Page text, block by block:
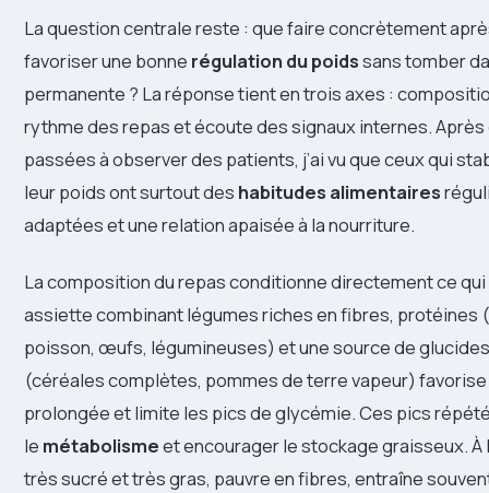
La question centrale reste : que faire concrètement
favoriser une bonne régulation du poidssans tomber
permanente ? La réponse tient en trois axes :
rythme des repas et écoute des signaux internes.
passées à observer des patients, j’ai vu que ceux qui
leur poids ont surtout des habitudes alimentaires
adaptées et une relation apaisée à la nourriture.
La composition du repas conditionne directement ce
assiette combinant légumes riches en fibres, protéines
poisson, œufs, légumineuses) et une source de
(céréales complètes, pommes de terre vapeur)
prolongée et limite les pics de glycémie. Ces pics
le métabolismeet encourager le stockage graisseux. À
très sucré et très gras, pauvre en fibres, entraîne